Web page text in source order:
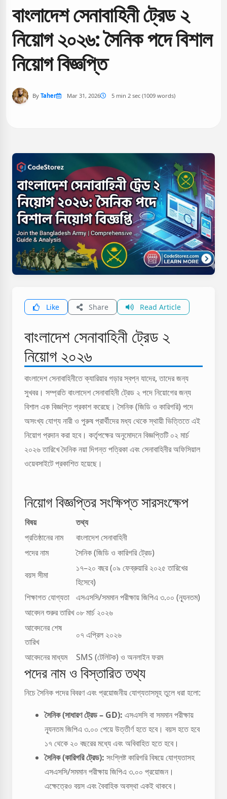
বাংলাদেশ সেনাবাহিনী ট্রেড ২
নিয়োগ ২০২৬: সৈনিক পদে বিশাল
নিয়োগ বিজ্ঞপ্তি
By Taher Mar 31, 2026 5 min 2 sec (1009 words)
Like Share Read Article
বাংলাদেশ সেনাবাহিনী ট্রেড ২
নিয়োগ ২০২৬
বাংলাদেশ সেনাবাহিনীতে ক্যারিয়ার গড়ার স্বপ্ন যাদের, তাদের জন্য
সুখবর। সম্প্রতি বাংলাদেশ সেনাবাহিনী ট্রেড ২ পদে নিয়োগের জন্য
বিশাল এক বিজ্ঞপ্তি প্রকাশ করেছে। সৈনিক (জিডি ও কারিগরি) পদে
অসংখ্য যোগ্য নারী ও পুরুষ প্রার্থীদের মধ্য থেকে স্থায়ী ভিত্তিতে এই
নিয়োগ প্রদান করা হবে। কর্তৃপক্ষের অনুমোদনে বিজ্ঞপ্তিটি ০২ মার্চ
২০২৬ তারিখে দৈনিক নয়া দিগন্ত পত্রিকা এবং সেনাবাহিনীর অফিসিয়াল
ওয়েবসাইটে প্রকাশিত হয়েছে।
নিয়োগ বিজ্ঞপ্তির সংক্ষিপ্ত সারসংক্ষেপ
বিষয়
তথ্য
প্রতিষ্ঠানের নাম
বাংলাদেশ সেনাবাহিনী
পদের নাম
সৈনিক (জিডি ও কারিগরি ট্রেড)
বয়স সীমা
১৭–২০ বছর (০৯ ফেব্রুয়ারি ২০২৫ তারিখের
হিসেবে)
শিক্ষাগত যোগ্যতা এসএসসি/সমমান পরীক্ষায় জিপিএ ৩.০০ (ন্যূনতম)
আবেদন শুরুর তারিখ ০৮ মার্চ ২০২৬
আবেদনের শেষ
তারিখ
০৭ এপ্রিল ২০২৬
আবেদনের মাধ্যম
SMS (টেলিটক) ও অনলাইন ফরম
পদের নাম ও বিস্তারিত তথ্য
নিচে সৈনিক পদের বিবরণ এবং প্রয়োজনীয় যোগ্যতাসমূহ তুলে ধরা হলো:
সৈনিক (সাধারণ ট্রেড – GD): এসএসসি বা সমমান পরীক্ষায়
ন্যূনতম জিপিএ ৩.০০ পেয়ে উত্তীর্ণ হতে হবে। বয়স হতে হবে
১৭ থেকে ২০ বছরের মধ্যে এবং অবিবাহিত হতে হবে।
সৈনিক (কারিগরি ট্রেড): সংশ্লিষ্ট কারিগরি বিষয়ে যোগ্যতাসহ
এসএসসি/সমমান পরীক্ষায় জিপিএ ৩.০০ প্রয়োজন।
এক্ষেত্রেও বয়স এবং বৈবাহিক অবস্থা একই থাকবে।